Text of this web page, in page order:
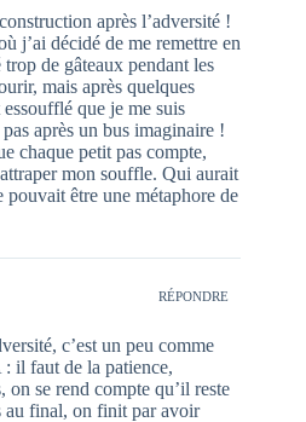
après l’adversité !
j’ai décidé de me remettre en
de gâteaux pendant les
mais après quelques
que je me suis
après un bus imaginaire !
chaque petit pas compte,
mon souffle. Qui aurait
pouvait être une métaphore de
RÉPONDRE
c’est un peu comme
il faut de la patience,
on se rend compte qu’il reste
au final, on finit par avoir